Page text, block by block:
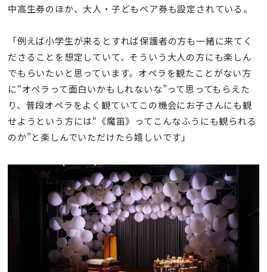
中高生券のほか、大人・子どもペア券も設定されている。
「例えば小学生が来るとすれば保護者の方も一緒に来てく
ださることを想定していて、そういう大人の方にも楽しん
でもらいたいと思っています。オペラを観たことがない方
に“オペラって面白いかもしれないな”って思ってもらえた
り、普段オペラをよく観ていてこの機会にお子さんにも観
せようという方には“《魔笛》ってこんなふうにも観られる
のか”と楽しんでいただけたら嬉しいです」